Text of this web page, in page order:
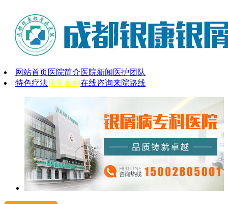
网站首页医院简介医院新闻 医护团队
特色疗法康复案例在线咨询来院路线